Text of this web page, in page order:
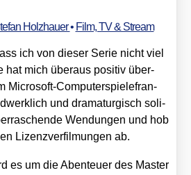
Holzhauer• Film, TV & Stream
ich von die­ser Serie nicht viel
hat mich über­aus posi­tiv über­
Micro­soft-Com­pu­ter­spie­le­fran­
und dra­ma­tur­gisch soli­
Wen­dun­gen und hob
Lizenz­ver­fil­mun­gen ab.
es um die Aben­teu­er des Mas­ter